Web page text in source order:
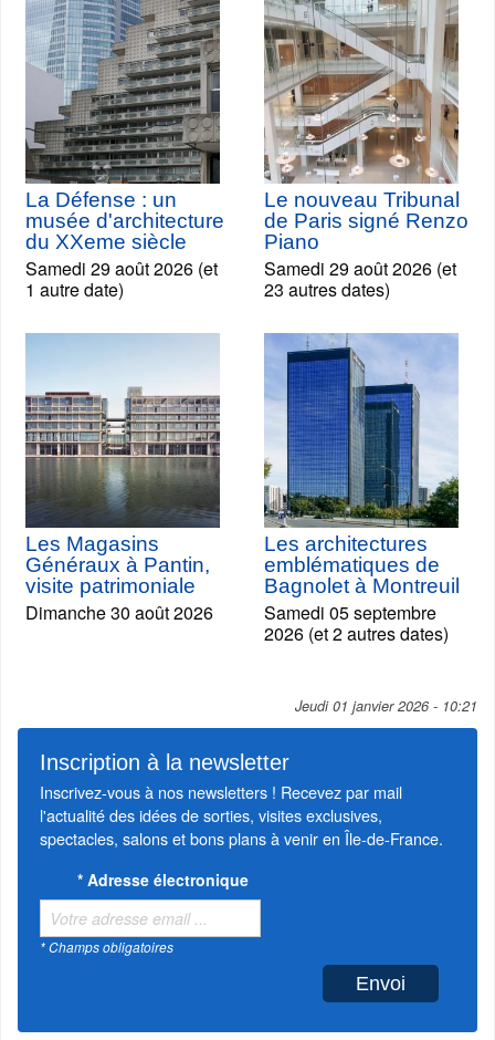
La Défense : un
musée d'architecture
du XXeme siècle
Samedi 29 août 2026 (et
1 autre date)
Le nouveau Tribunal
de Paris signé Renzo
Piano
Samedi 29 août 2026 (et
23 autres dates)
Les Magasins
Généraux à Pantin,
visite patrimoniale
Dimanche 30 août 2026
Les architectures
emblématiques de
Bagnolet à Montreuil
Samedi 05 septembre
2026 (et 2 autres dates)
Jeudi 01 janvier 2026 - 10:21
Inscription à la newsletter
Inscrivez-vous à nos newsletters ! Recevez par mail
l'actualité des idées de sorties, visites exclusives,
spectacles, salons et bons plans à venir en Île-de-France.
* Adresse électronique
* Champs obligatoires